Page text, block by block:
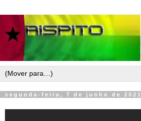
segunda-feira, 7 de junho de 2021